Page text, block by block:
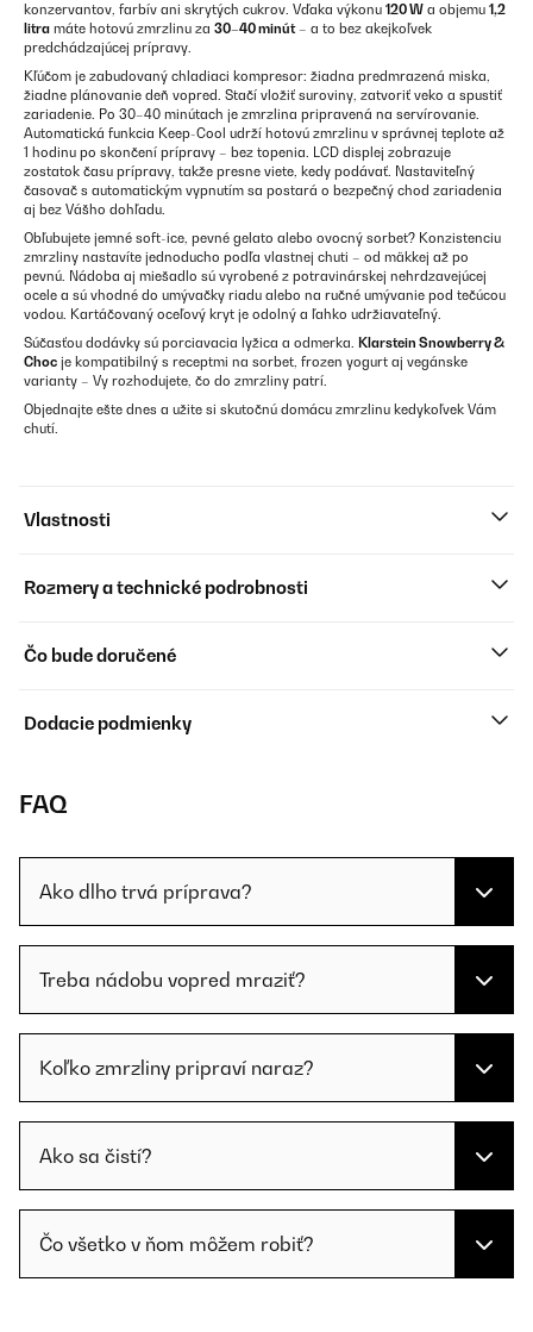
konzervantov, farbív ani skrytých cukrov. Vďaka výkonu 120 W a objemu 1,2
litra máte hotovú zmrzlinu za 30–40 minút– a to bez akejkoľvek
predchádzajúcej prípravy.
Kľúčom je zabudovaný chladiaci kompresor: žiadna predmrazená miska,
žiadne plánovanie deň vopred. Stačí vložiť suroviny, zatvoriť veko a spustiť
zariadenie. Po 30–40 minútach je zmrzlina pripravená na servírovanie.
Automatická funkcia Keep-Cool udrží hotovú zmrzlinu v správnej teplote až
1 hodinu po skončení prípravy – bez topenia. LCD displej zobrazuje
zostatok času prípravy, takže presne viete, kedy podávať. Nastaviteľný
časovač s automatickým vypnutím sa postará o bezpečný chod zariadenia
aj bez Vášho dohľadu.
Obľubujete jemné soft-ice, pevné gelato alebo ovocný sorbet? Konzistenciu
zmrzliny nastavíte jednoducho podľa vlastnej chuti – od mäkkej až po
pevnú. Nádoba aj miešadlo sú vyrobené z potravinárskej nehrdzavejúcej
ocele a sú vhodné do umývačky riadu alebo na ručné umývanie pod tečúcou
vodou. Kartáčovaný oceľový kryt je odolný a ľahko udržiavateľný.
Súčasťou dodávky sú porciavacia lyžica a odmerka. Klarstein Snowberry &
Choc je kompatibilný s receptmi na sorbet, frozen yogurt aj vegánske
varianty – Vy rozhodujete, čo do zmrzliny patrí.
Objednajte ešte dnes a užite si skutočnú domácu zmrzlinu kedykoľvek Vám
chutí.
Vlastnosti
Rozmery a technické podrobnosti
Čo bude doručené
Dodacie podmienky
FAQ
Ako dlho trvá príprava?
Treba nádobu vopred mraziť?
Koľko zmrzliny pripraví naraz?
Ako sa čistí?
Čo všetko v ňom môžem robiť?